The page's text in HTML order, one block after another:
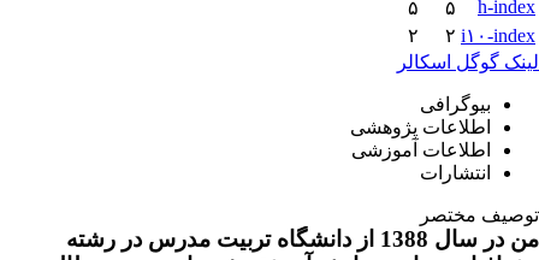
h-index
۵
۵
i۱۰-index ۲
۲
لینک گوگل اسکالر
بیوگرافی
اطلاعات پژوهشی
اطلاعات آموزشی
انتشارات
توصیف مختصر
من در سال 1388 از دانشگاه تربیت مدرس در رشته